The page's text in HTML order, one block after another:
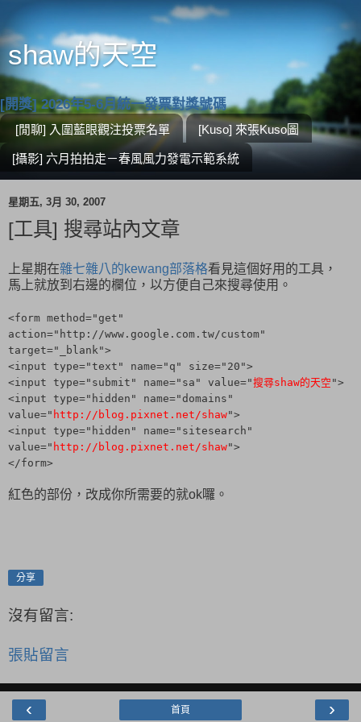
shaw的天空
[開獎] 2026年5-6月統一發票對獎號碼
[閒聊] 入圍藍眼觀注投票名單 [Kuso] 來張Kuso圖
[攝影] 六月拍拍走－春風風力發電示範系統
星期五, 3月 30, 2007
[工具] 搜尋站內文章
上星期在雜七雜八的kewang部落格看見這個好用的工具，
馬上就放到右邊的欄位，以方便自己來搜尋使用。
<form method="get"
action="http://www.google.com.tw/custom"
target="_blank">
<input type="text" name="q" size="20">
<input type="submit" name="sa" value="搜尋shaw的天空 ">
<input type="hidden" name="domains"
value=" http://blog.pixnet.net/shaw">
<input type="hidden" name="sitesearch"
value=" http://blog.pixnet.net/shaw">
</form>
紅色的部份，改成你所需要的就ok囉。
分享
沒有留言:
張貼留言
‹ ›
首頁